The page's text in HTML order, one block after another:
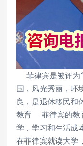
菲律宾是被评为
国，风光秀丽，环
良，是退休移民
教育 菲律宾的教
学，学习和生活成
在菲律宾就读大学